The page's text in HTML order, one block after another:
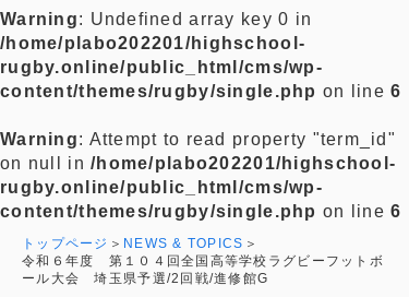
Warning: Undefined array key 0 in
/home/plabo202201/highschool-
rugby.online/public_html/cms/wp-
content/themes/rugby/single.php on line6
Warning: Attempt to read property "term_id"
on null in/home/plabo202201/highschool-
rugby.online/public_html/cms/wp-
content/themes/rugby/single.php on line6
トップページ
NEWS & TOPICS
令和６年度 第１０４回全国高等学校ラグビーフットボ
ール大会 埼玉県予選/2回戦/進修館G